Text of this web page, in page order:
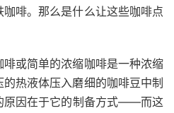
啡。那么是什么让这些咖啡点
或简单的浓缩咖啡是一种浓缩
热液体压入磨细的咖啡豆中制
原因在于它的制备方式——而这